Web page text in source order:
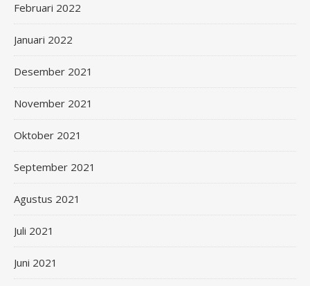
Februari 2022
Januari 2022
Desember 2021
November 2021
Oktober 2021
September 2021
Agustus 2021
Juli 2021
Juni 2021